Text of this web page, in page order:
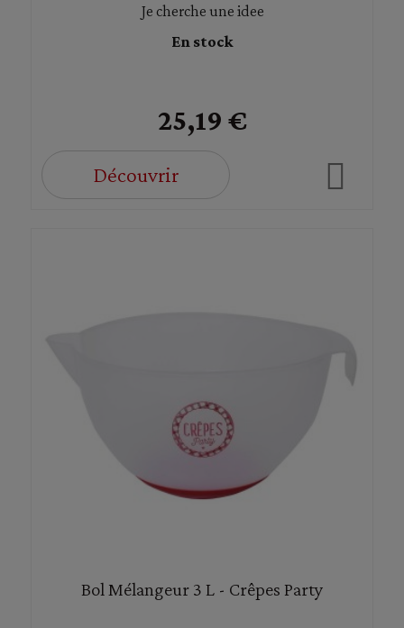
Je cherche une idee
En stock
25,19 €
Découvrir
Bol Mélangeur 3 L - Crêpes Party